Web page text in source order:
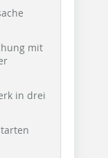
mit
in drei